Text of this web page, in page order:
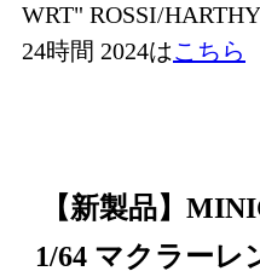
WRT" ROSSI/
24時間 2024はこちら
【新製品】
1/64 マクラーレ